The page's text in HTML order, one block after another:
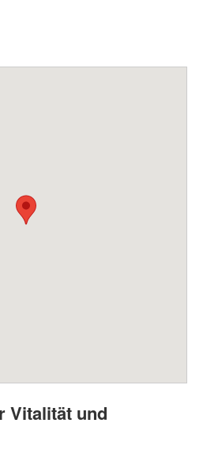
Vitalität und